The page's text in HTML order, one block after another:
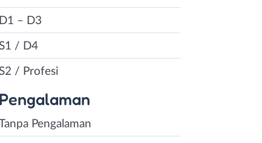
D1 – D3
/ D4
/ Profesi
Pengalaman
Pengalaman